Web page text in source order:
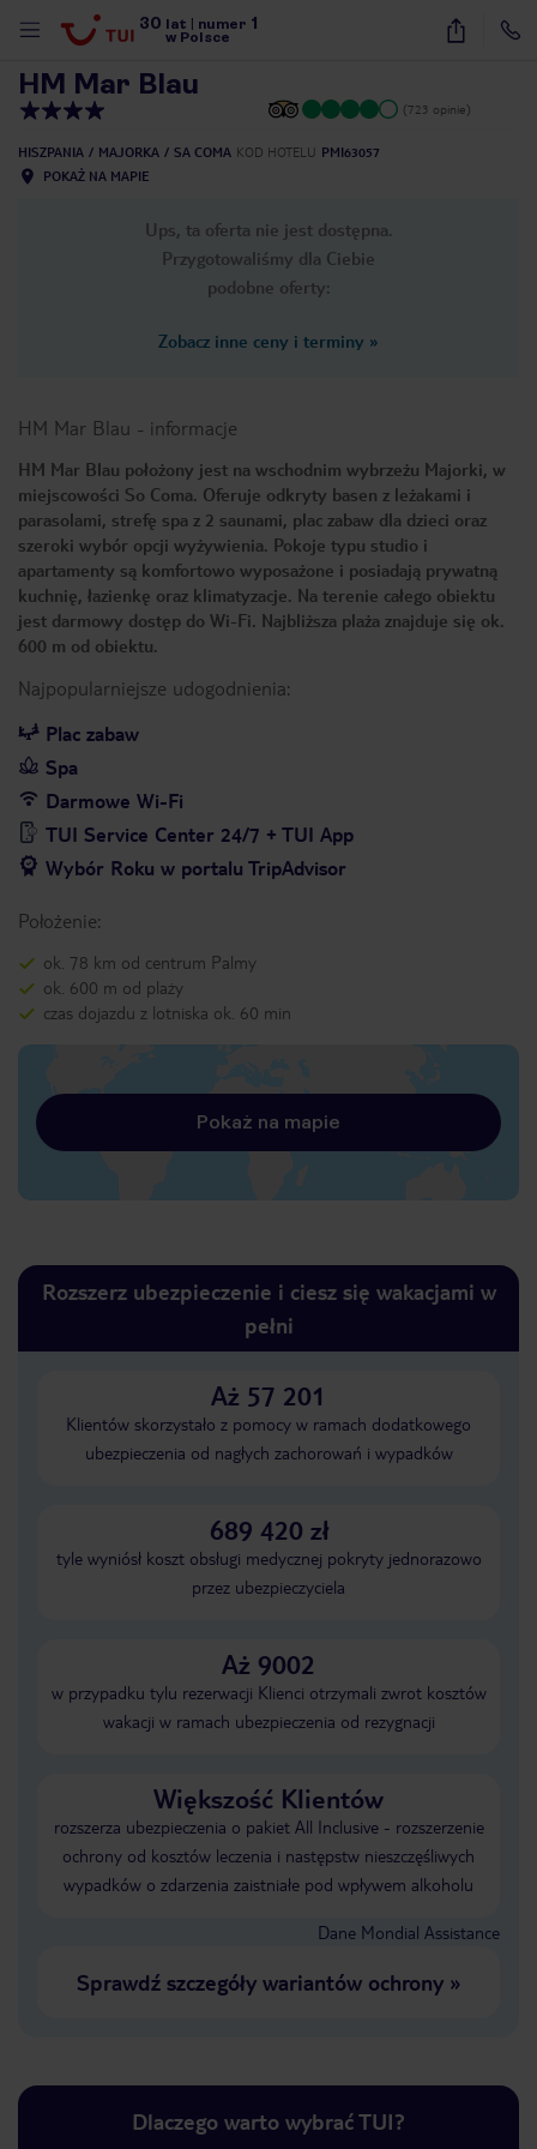
30 lat numer 1
w Polsce
26
HM Mar Blau
(723 opinie)
HISZPANIA MAJORKA SA COMA KOD HOTELU PMI63057
POKAŻ NA MAPIE
Ups, ta oferta nie jest dostępna.
Przygotowaliśmy dla Ciebie
podobne oferty:
Zobacz inne ceny i terminy »
HM Mar Blau - informacje
HM Mar Blau położony jest na wschodnim wybrzeżu Majorki, w
miejscowości So Coma. Oferuje odkryty basen z leżakami i
parasolami, strefę spa z 2 saunami, plac zabaw dla dzieci oraz
szeroki wybór opcji wyżywienia. Pokoje typu studio i
apartamenty są komfortowo wyposażone i posiadają prywatną
kuchnię, łazienkę oraz klimatyzacje. Na terenie całego obiektu
jest darmowy dostęp do Wi-Fi. Najbliższa plaża znajduje się ok.
600 m od obiektu.
Najpopularniejsze udogodnienia:
Plac zabaw
Spa
Darmowe Wi-Fi
TUI Service Center 24/7 + TUI App
Wybór Roku w portalu TripAdvisor
Położenie:
ok. 78 km od centrum Palmy
ok. 600 m od plaży
czas dojazdu z lotniska ok. 60 min
Pokaż na mapie
Rozszerz ubezpieczenie i ciesz się wakacjami w
pełni
Aż 57 201
Klientów skorzystało z pomocy w ramach dodatkowego
ubezpieczenia od nagłych zachorowań i wypadków
689 420 zł
tyle wyniósł koszt obsługi medycznej pokryty jednorazowo
przez ubezpieczyciela
Aż 9002
w przypadku tylu rezerwacji Klienci otrzymali zwrot kosztów
wakacji w ramach ubezpieczenia od rezygnacji
Większość Klientów
rozszerza ubezpieczenia o pakiet All Inclusive - rozszerzenie
ochrony od kosztów leczenia i następstw nieszczęśliwych
wypadków o zdarzenia zaistniałe pod wpływem alkoholu
Dane Mondial Assistance
Sprawdź szczegóły wariantów ochrony»
Dlaczego warto wybrać TUI?